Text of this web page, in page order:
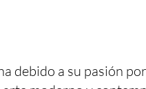
debido a su pasión